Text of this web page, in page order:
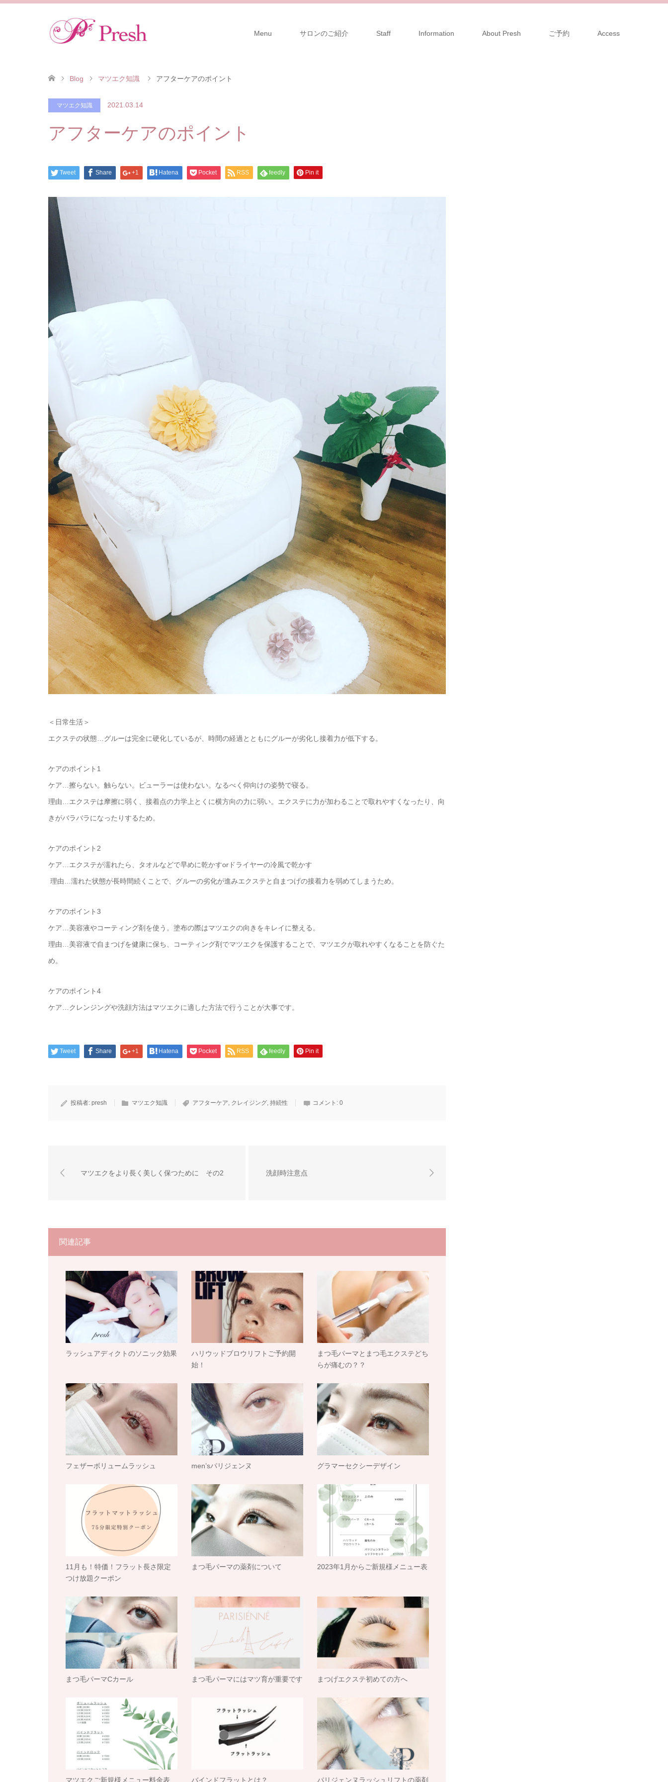
Menu サロンのご紹介 Staff Information About Presh ご予約 Access
Blog マツエク知識 アフターケアのポイント
マツエク知識 2021.03.14
アフターケアのポイント
Tweet Share +1 Hatena Pocket RSS feedly Pin it
＜日常生活＞
エクステの状態…グルーは完全に硬化しているが、時間の経過とともにグルーが劣化し接着力が低下する。
ケアのポイント1
ケア…擦らない。触らない。ビューラーは使わない。なるべく仰向けの姿勢で寝る。
理由…エクステは摩擦に弱く、接着点の力学上とくに横方向の力に弱い。エクステに力が加わることで取れやすくなったり、向
きがバラバラになったりするため。
ケアのポイント2
ケア…エクステが濡れたら、タオルなどで早めに乾かすorドライヤーの冷風で乾かす
理由…濡れた状態が長時間続くことで、グルーの劣化が進みエクステと自まつげの接着力を弱めてしまうため。
ケアのポイント3
ケア…美容液やコーティング剤を使う。塗布の際はマツエクの向きをキレイに整える。
理由…美容液で自まつげを健康に保ち、コーティング剤でマツエクを保護することで、マツエクが取れやすくなることを防ぐた
め。
ケアのポイント4
ケア…クレンジングや洗顔方法はマツエクに適した方法で行うことが大事です。
Tweet Share +1 Hatena Pocket RSS feedly Pin it
投稿者: presh マツエク知識 アフターケア, クレイジング, 持続性 コメント: 0
マツエクをより長く美しく保つために その2 洗顔時注意点
関連記事
ラッシュアディクトのソニック効果
ハリウッドブロウリフトご予約開
始！
まつ毛パーマとまつ毛エクステどち
らが痛むの？？
フェザーボリュームラッシュ men’sパリジェンヌ グラマーセクシーデザイン
11月も！特価！フラット長さ限定
つけ放題クーポン
まつ毛パーマの薬剤について 2023年1月からご新規様メニュー表
まつ毛パーマCカール まつ毛パーマにはマツ育が重要です まつげエクステ初めての方へ
マツエクご新規様メニュー料金表 バインドフラットとは？ パリジェンヌラッシュリフトの薬剤